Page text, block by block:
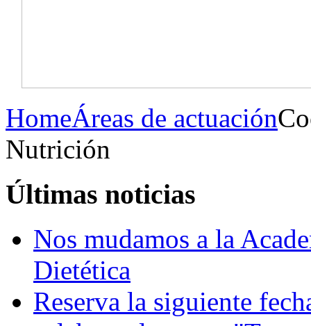
HomeÁreas de actuación
Nutrición
Últimas noticias
Nos mudamos a la
Dietética
Reserva la siguiente